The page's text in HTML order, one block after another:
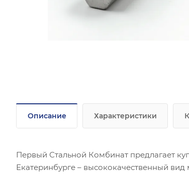
Описание Характеристики
Первый Стальной Комбинат предлагает
Екатеринбурге – высококачественный